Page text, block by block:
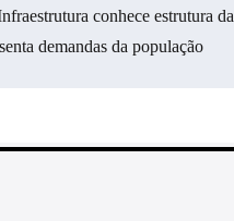
conhece estrutura da
demandas da população